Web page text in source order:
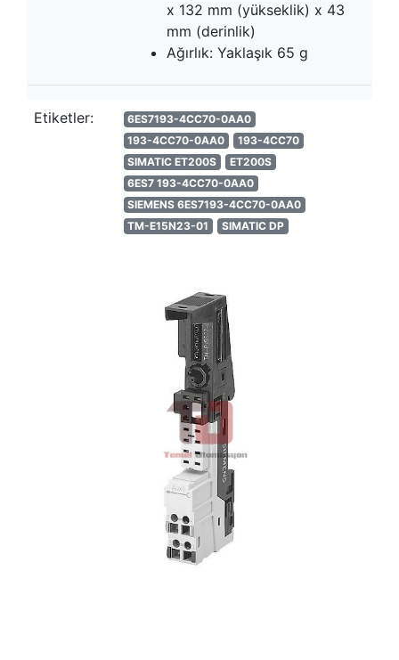
x 132 mm (yükseklik) x 43
mm (derinlik)
Ağırlık: Yaklaşık 65 g
Etiketler:
6ES7193-4CC70-0AA0
193-4CC70-0AA0
193-4CC70
SIMATIC ET200S
ET200S
6ES7 193-4CC70-0AA0
SIEMENS 6ES7193-4CC70-0AA0
TM-E15N23-01
SIMATIC DP